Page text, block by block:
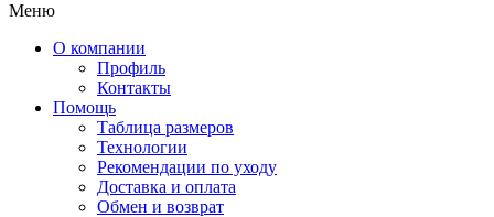
Меню
О компании
Профиль
Контакты
Помощь
Таблица размеров
Технологии
Рекомендации по уходу
Доставка и оплата
Обмен и возврат